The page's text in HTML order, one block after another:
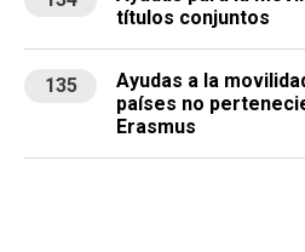
títulos conjuntos
135
Ayudas a la
países no
Erasmus